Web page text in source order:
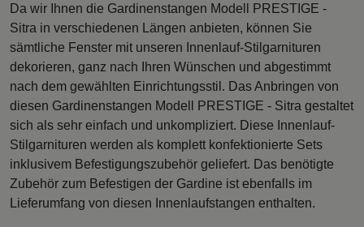
Da wir Ihnen die Gardinenstangen Modell PRESTIGE -
Sitra in verschiedenen Längen anbieten, können Sie
sämtliche Fenster mit unseren Innenlauf-Stilgarnituren
dekorieren, ganz nach Ihren Wünschen und abgestimmt
nach dem gewählten Einrichtungsstil. Das Anbringen von
diesen Gardinenstangen Modell PRESTIGE - Sitra gestaltet
sich als sehr einfach und unkompliziert. Diese Innenlauf-
Stilgarnituren werden als komplett konfektionierte Sets
inklusivem Befestigungszubehör geliefert. Das benötigte
Zubehör zum Befestigen der Gardine ist ebenfalls im
Lieferumfang von diesen Innenlaufstangen enthalten.